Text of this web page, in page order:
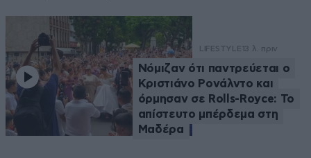
LIFESTYLE 13 λ. πριν
Νόμιζαν ότι παντρεύεται ο
Κριστιάνο Ρονάλντο και
όρμησαν σε Rolls-Royce: Το
απίστευτο μπέρδεμα στη
Μαδέρα